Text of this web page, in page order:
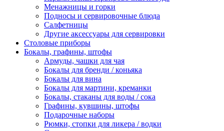
Менажницы и горки
Подносы и сервировочные блюда
Салфетницы
Другие аксессуары для сервировки
Столовые приборы
Бокалы, графины, штофы
Армуды, чашки для чая
Бокалы для бренди / коньяка
Бокалы для вина
Бокалы для мартини, креманки
Бокалы, стаканы для воды / сока
Графины, кувшины, штофы
Подарочные наборы
Рюмки, стопки для ликера / водки